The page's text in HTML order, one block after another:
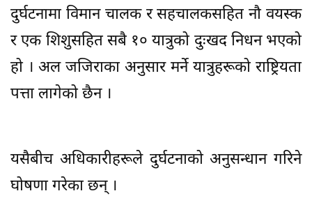
दुर्घटनामा विमान चालक र सहचालकसहित नौ वयस्क
र एक शिशुसहित सबै १० यात्रुको दुःखद निधन भएको
हो । अल जजिराका अनुसार मर्ने यात्रुहरूको राष्ट्रियता
पत्ता लागेको छैन ।
यसैबीच अधिकारीहरूले दुर्घटनाको अनुसन्धान गरिने
घोषणा गरेका छन् ।